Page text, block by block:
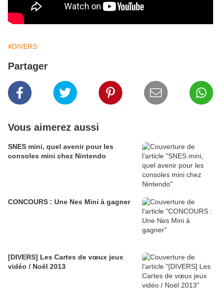
#DIVERS
Partager
Vous aimerez aussi
SNES mini, quel avenir pour les
consoles mini chez Nintendo
CONCOURS : Une Nes Mini à gagner
[DIVERS] Les Cartes de vœux jeux
vidéo / Noël 2013